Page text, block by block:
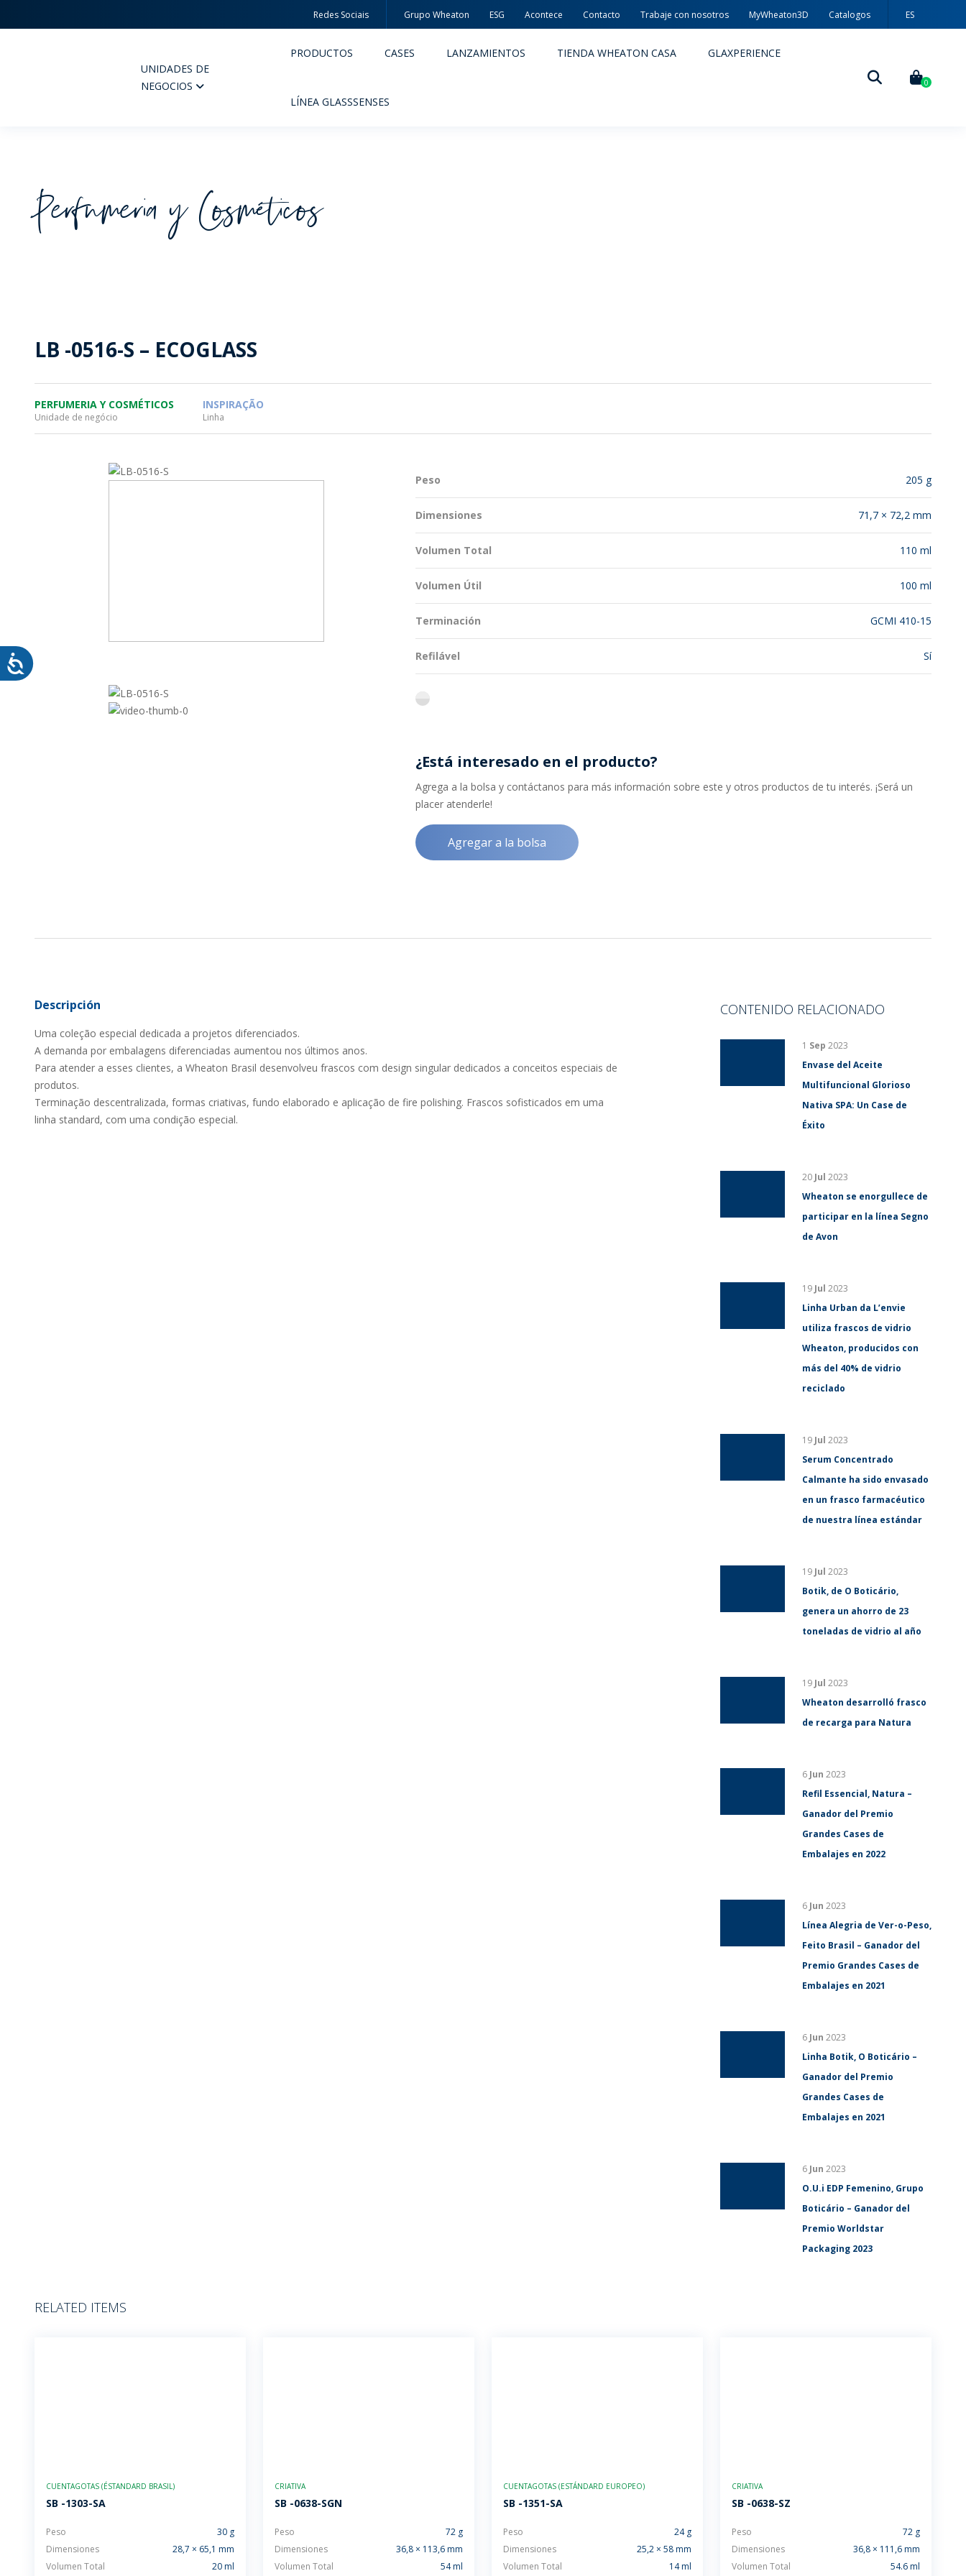
Redes Sociais Grupo Wheaton ESG Acontece Contacto Trabaje con nosotros MyWheaton3D Catalogos
ES
UNIDADES DE
NEGOCIOS
PERFUMERIA Y COSMÉTICOS
MYWHEATON3D
WHEATON CASA
PRODUCTOS CASES LANZAMIENTOS TIENDA WHEATON CASA GLAXPERIENCE
LÍNEA GLASSSENSES
0
Perfumeria y Cosméticos
LB -0516-S – ECOGLASS
PERFUMERIA Y COSMÉTICOS
Unidade de negócio
INSPIRAÇÃO
Linha
Peso 205 g
Dimensiones 71,7 × 72,2 mm
Volumen Total 110 ml
Volumen Útil 100 ml
Terminación GCMI 410-15
Refilável Sí
flint
¿Está interesado en el producto?
Agrega a la bolsa y contáctanos para más información sobre este y otros productos de tu interés. ¡Será un
placer atenderle!
Agregar a la bolsa
Descripción
Uma coleção especial dedicada a projetos diferenciados.
A demanda por embalagens diferenciadas aumentou nos últimos anos.
Para atender a esses clientes, a Wheaton Brasil desenvolveu frascos com design singular dedicados a conceitos especiais de
produtos.
Terminação descentralizada, formas criativas, fundo elaborado e aplicação de fire polishing. Frascos sofisticados em uma
linha standard, com uma condição especial.
CONTENIDO RELACIONADO
1 Sep 2023
Envase del Aceite
Multifuncional Glorioso
Nativa SPA: Un Case de
Éxito
20 Jul 2023
Wheaton se enorgullece de
participar en la línea Segno
de Avon
19 Jul 2023
Linha Urban da L’envie
utiliza frascos de vidrio
Wheaton, producidos con
más del 40% de vidrio
reciclado
19 Jul 2023
Serum Concentrado
Calmante ha sido envasado
en un frasco farmacéutico
de nuestra línea estándar
19 Jul 2023
Botik, de O Boticário,
genera un ahorro de 23
toneladas de vidrio al año
19 Jul 2023
Wheaton desarrolló frasco
de recarga para Natura
6 Jun 2023
Refil Essencial, Natura –
Ganador del Premio
Grandes Cases de
Embalajes en 2022
6 Jun 2023
Línea Alegria de Ver-o-Peso,
Feito Brasil – Ganador del
Premio Grandes Cases de
Embalajes en 2021
6 Jun 2023
Linha Botik, O Boticário –
Ganador del Premio
Grandes Cases de
Embalajes en 2021
6 Jun 2023
O.U.i EDP Femenino, Grupo
Boticário – Ganador del
Premio Worldstar
Packaging 2023
RELATED ITEMS
CUENTAGOTAS (ÉSTANDARD BRASIL)
SB -1303-SA
Peso
30 g
Dimensiones
28,7 × 65,1 mm
Volumen Total
20 ml
CRIATIVA
SB -0638-SGN
Peso
72 g
Dimensiones
36,8 × 113,6 mm
Volumen Total
54 ml
CUENTAGOTAS (ESTÁNDARD EUROPEO)
SB -1351-SA
Peso
24 g
Dimensiones
25,2 × 58 mm
Volumen Total
14 ml
CRIATIVA
SB -0638-SZ
Peso
72 g
Dimensiones
36,8 × 111,6 mm
Volumen Total
54.6 ml